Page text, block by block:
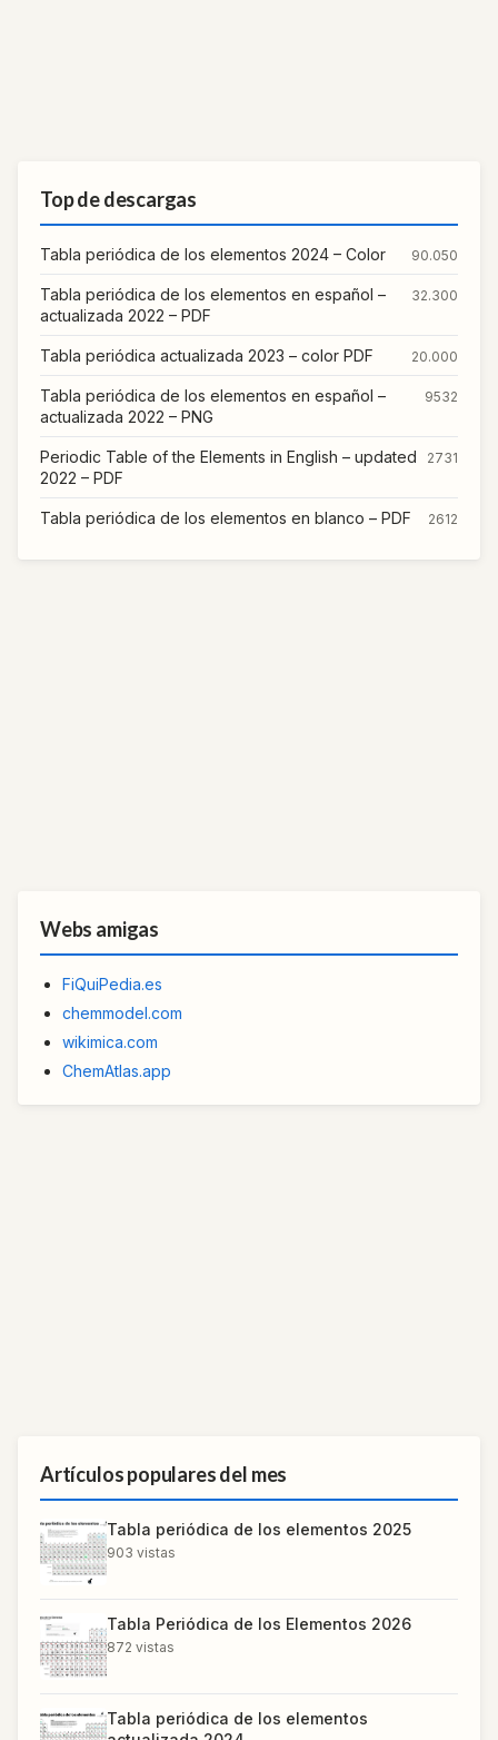
Top de descargas
Tabla periódica de los elementos 2024 – Color 90.050
Tabla periódica de los elementos en español –
actualizada 2022 – PDF
32.300
Tabla periódica actualizada 2023 – color PDF 20.000
Tabla periódica de los elementos en español –
actualizada 2022 – PNG
9532
Periodic Table of the Elements in English – updated
2022 – PDF
2731
Tabla periódica de los elementos en blanco – PDF 2612
Webs amigas
FiQuiPedia.es
chemmodel.com
wikimica.com
ChemAtlas.app
Artículos populares del mes
Tabla periódica de los elementos 2025
903 vistas
Tabla Periódica de los Elementos 2026
872 vistas
Tabla periódica de los elementos